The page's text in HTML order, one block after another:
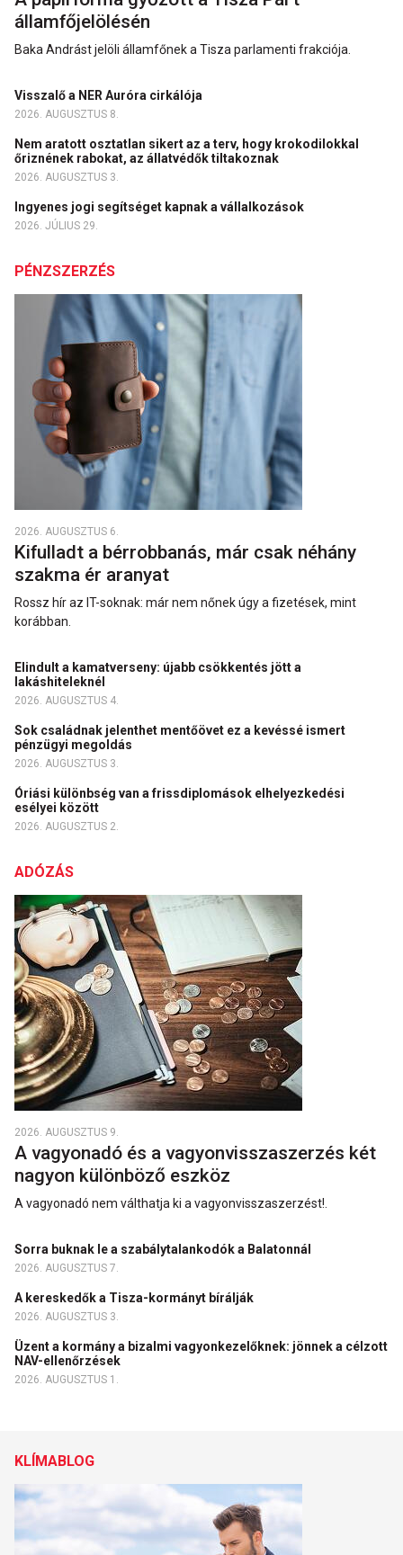
államfőjelölésén
Baka Andrást jelöli államfőnek a Tisza parlamenti frakciója.
Visszalő a NER Auróra cirkálója
2026. AUGUSZTUS 8.
Nem aratott osztatlan sikert az a terv, hogy krokodilokkal
őriznének rabokat, az állatvédők tiltakoznak
2026. AUGUSZTUS 3.
Ingyenes jogi segítséget kapnak a vállalkozások
2026. JÚLIUS 29.
PÉNZSZERZÉS
2026. AUGUSZTUS 6.
Kifulladt a bérrobbanás, már csak néhány
szakma ér aranyat
Rossz hír az IT-soknak: már nem nőnek úgy a fizetések, mint
korábban.
Elindult a kamatverseny: újabb csökkentés jött a
lakáshiteleknél
2026. AUGUSZTUS 4.
Sok családnak jelenthet mentőövet ez a kevéssé ismert
pénzügyi megoldás
2026. AUGUSZTUS 3.
Óriási különbség van a frissdiplomások elhelyezkedési
esélyei között
2026. AUGUSZTUS 2.
ADÓZÁS
2026. AUGUSZTUS 9.
A vagyonadó és a vagyonvisszaszerzés két
nagyon különböző eszköz
A vagyonadó nem válthatja ki a vagyon­vissza­szerzést!.
Sorra buknak le a szabálytalankodók a Balatonnál
2026. AUGUSZTUS 7.
A kereskedők a Tisza-kormányt bírálják
2026. AUGUSZTUS 3.
Üzent a kormány a bizalmi vagyonkezelőknek: jönnek a célzott
NAV-ellenőrzések
2026. AUGUSZTUS 1.
KLÍMABLOG